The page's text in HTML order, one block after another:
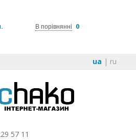
В порівнянні 0
ua | ru
57 11